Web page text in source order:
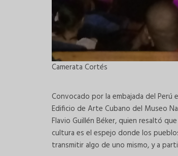
Camerata Cortés
Convocado por la embajada del
Edificio de Arte Cubano del Museo
Flavio Guillén Béker, quien resaltó
cultura es el espejo donde los
transmitir algo de uno mismo, y a